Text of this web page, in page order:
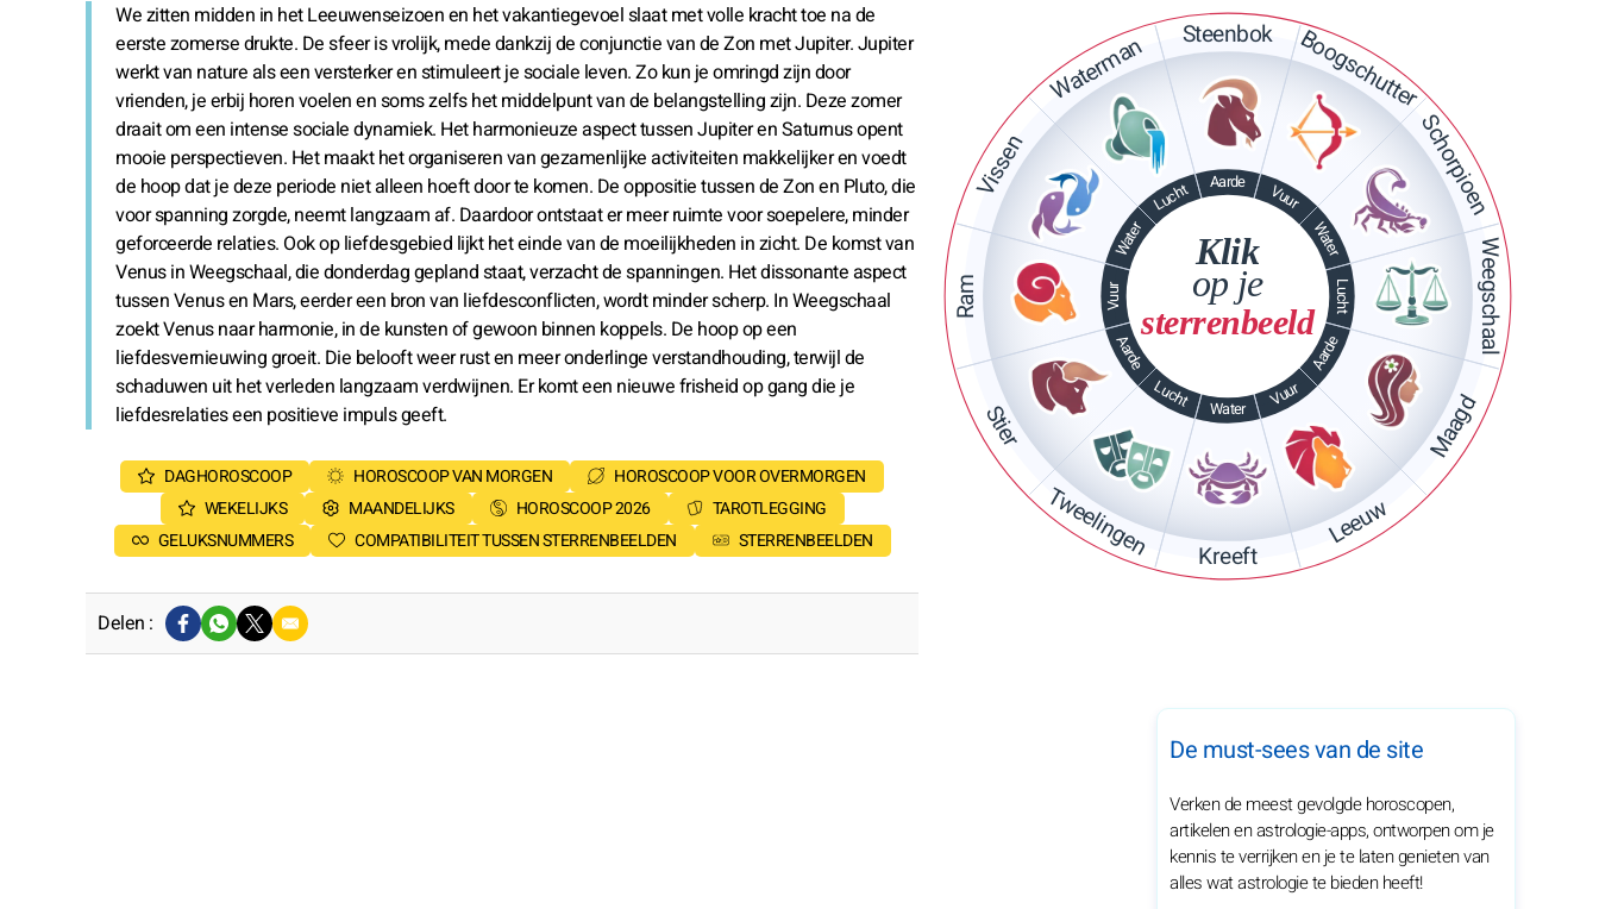
We zitten midden in het Leeuwenseizoen en het vakantiegevoel slaat met volle kracht toe na de
eerste zomerse drukte. De sfeer is vrolijk, mede dankzij de conjunctie van de Zon met Jupiter. Jupiter
werkt van nature als een versterker en stimuleert je sociale leven. Zo kun je omringd zijn door
vrienden, je erbij horen voelen en soms zelfs het middelpunt van de belangstelling zijn. Deze zomer
draait om een intense sociale dynamiek. Het harmonieuze aspect tussen Jupiter en Saturnus opent
mooie perspectieven. Het maakt het organiseren van gezamenlijke activiteiten makkelijker en voedt
de hoop dat je deze periode niet alleen hoeft door te komen. De oppositie tussen de Zon en Pluto, die
voor spanning zorgde, neemt langzaam af. Daardoor ontstaat er meer ruimte voor soepelere, minder
geforceerde relaties. Ook op liefdesgebied lijkt het einde van de moeilijkheden in zicht. De komst van
Venus in Weegschaal, die donderdag gepland staat, verzacht de spanningen. Het dissonante aspect
tussen Venus en Mars, eerder een bron van liefdesconflicten, wordt minder scherp. In Weegschaal
zoekt Venus naar harmonie, in de kunsten of gewoon binnen koppels. De hoop op een
liefdesvernieuwing groeit. Die belooft weer rust en meer onderlinge verstandhouding, terwijl de
schaduwen uit het verleden langzaam verdwijnen. Er komt een nieuwe frisheid op gang die je
liefdesrelaties een positieve impuls geeft.
DAGHOROSCOOP HOROSCOOP VAN MORGEN
HOROSCOOP VOOR OVERMORGEN
WEKELIJKS
MAANDELIJKS HOROSCOOP 2026
TAROTLEGGING
GELUKSNUMMERS
COMPATIBILITEIT TUSSEN STERRENBEELDEN STERRENBEELDEN
Delen :
Ram
Stier
Tweelingen Kreeft
Leeuw
Maagd
Weegschaal
Schorpioen
Boogschutter
Steenbok
Waterman
Vissen
Vuur
Aarde
Lucht Water Vuur
Aarde
Lucht
Water
Vuur
Aarde
Lucht
Water Klik
op je
sterrenbeeld
De must-sees van de site
Verken de meest gevolgde horoscopen,
artikelen en astrologie-apps, ontworpen om je
kennis te verrijken en je te laten genieten van
alles wat astrologie te bieden heeft!